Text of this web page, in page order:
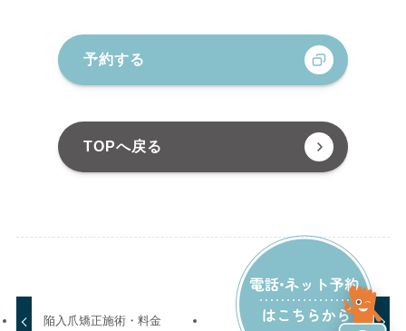
予約する
TOPへ戻る
陥入爪矯正施術・料金 手の巻き爪